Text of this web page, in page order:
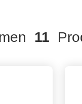
11